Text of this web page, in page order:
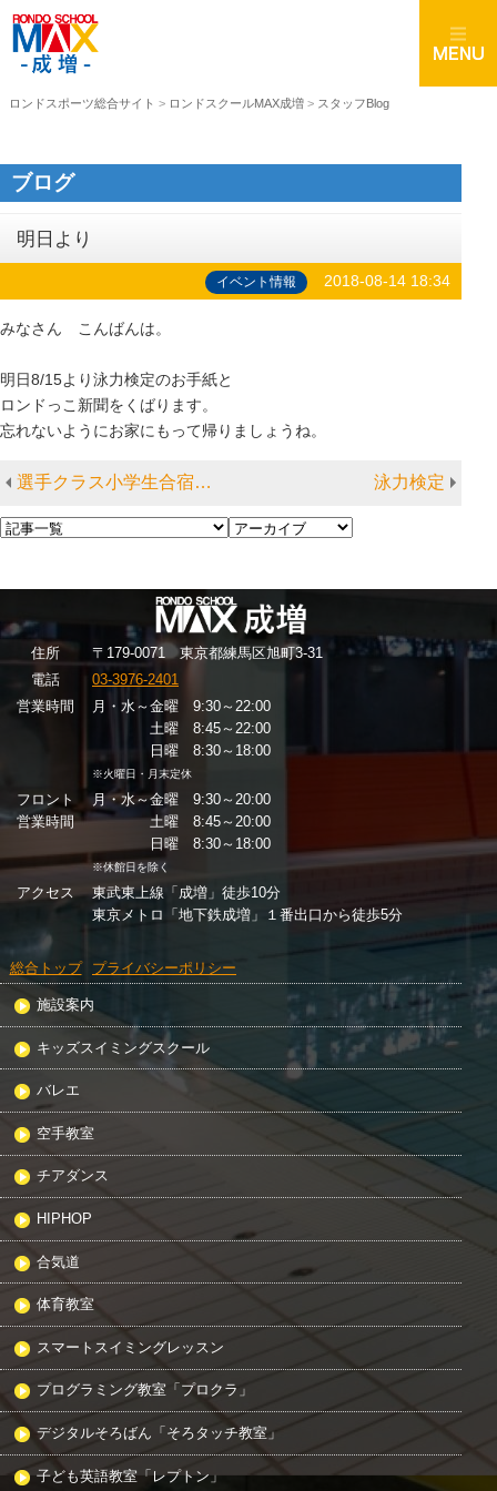
ロンドスポーツ総合サイト > ロンドスクールMAX成増 > スタッフBlog
ブログ
明日より
イベント情報 2018-08-14 18:34
みなさん こんばんは。
明日8/15より泳力検定のお手紙と
ロンドっこ新聞をくばります。
忘れないようにお家にもって帰りましょうね。
選手クラス小学生合宿②情報 泳力検定
住所
〒179-0071 東京都練馬区旭町3-31
電話
03-3976-2401
営業時間
月・水～金曜 9:30～22:00
土曜 8:45～22:00
日曜 8:30～18:00
※火曜日・月末定休
フロント
営業時間
月・水～金曜 9:30～20:00
土曜 8:45～20:00
日曜 8:30～18:00
※休館日を除く
アクセス
東武東上線「成増」徒歩10分
東京メトロ「地下鉄成増」１番出口から徒歩5分
総合トップ プライバシーポリシー
施設案内
キッズスイミングスクール
バレエ
空手教室
チアダンス
HIPHOP
合気道
体育教室
スマートスイミングレッスン
プログラミング教室「プロクラ」
デジタルそろばん「そろタッチ教室」
子ども英語教室「レプトン」